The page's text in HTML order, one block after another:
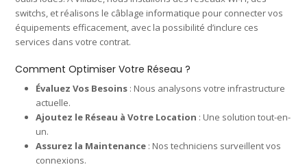
switchs, et réalisons le câblage informatique pour connecter vos
équipements efficacement, avec la possibilité d’inclure ces
services dans votre contrat.
Comment Optimiser Votre Réseau ?
Évaluez Vos Besoins : Nous analysons votre infrastructure
actuelle.
Ajoutez le Réseau à Votre Location : Une solution tout-en-
un.
Assurez la Maintenance : Nos techniciens surveillent vos
connexions.